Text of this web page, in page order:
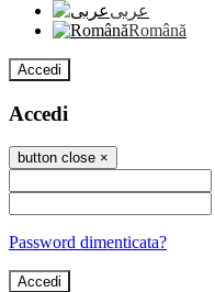
عربى
Română
Accedi
Accedi
button close ×
Password dimenticata?